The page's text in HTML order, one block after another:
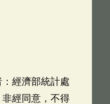
經濟部統計處
經同意，不得